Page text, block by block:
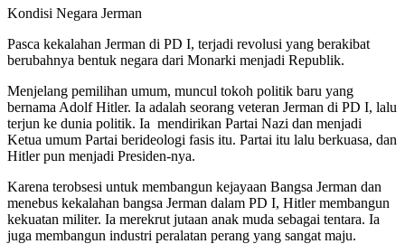
Kondisi Negara Jerman
Pasca kekalahan Jerman di PD I, terjadi revolusi yang berakibat
berubahnya bentuk negara dari Monarki menjadi Republik.
Menjelang pemilihan umum, muncul tokoh politik baru yang
bernama Adolf Hitler. Ia adalah seorang veteran Jerman di PD I, lalu
terjun ke dunia politik. Ia mendirikan Partai Nazi dan menjadi
Ketua umum Partai berideologi fasis itu. Partai itu lalu berkuasa, dan
Hitler pun menjadi Presiden-nya.
Karena terobsesi untuk membangun kejayaan Bangsa Jerman dan
menebus kekalahan bangsa Jerman dalam PD I, Hitler membangun
kekuatan militer. Ia merekrut jutaan anak muda sebagai tentara. Ia
juga membangun industri peralatan perang yang sangat maju.